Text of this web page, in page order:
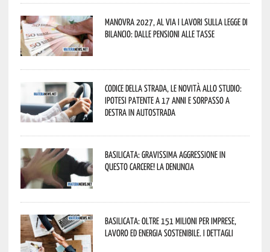
Manovra 2027, al via i lavori sulla Legge di
Bilancio: dalle pensioni alle tasse
Codice della strada, le novità allo studio:
ipotesi patente a 17 anni e sorpasso a
destra in autostrada
Basilicata: gravissima aggressione in
questo Carcere! La denuncia
Basilicata: oltre 151 milioni per imprese,
lavoro ed energia sostenibile. I dettagli